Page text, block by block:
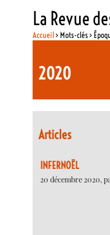
La Revue
Accueil> Mots-clés >
2020
Articles
INFERNOËL
20 décembre 2020,